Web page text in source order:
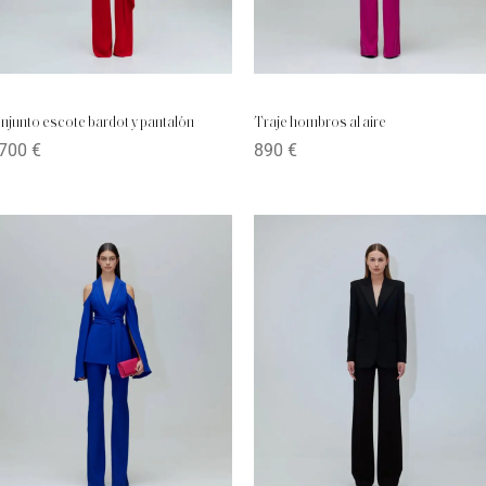
escote bardot y pantalón
€
Traje hombros al aire
890 €